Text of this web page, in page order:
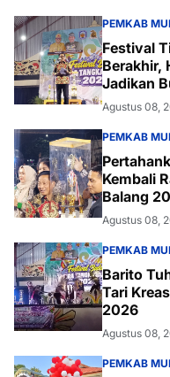
PEMKAB
Festival
Berakhir,
Jadikan
Daerah
Agustus 08,
PEMKAB
Kembali
Balang
Agustus 08,
PEMKAB
Barito
Tari
2026
Agustus 08,
PEMKAB